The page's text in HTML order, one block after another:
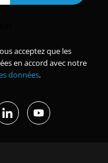
acceptez que les
en accord avec notre
données.